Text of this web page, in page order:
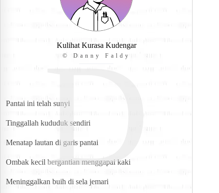
D
Kulihat Kurasa Kudengar
© Danny Faldy
Pantai ini telah sunyi
Tinggallah kududuk sendiri
Menatap lautan di garis pantai
Ombak kecil bergantian menggapai kaki
Meninggalkan buih di sela jemari